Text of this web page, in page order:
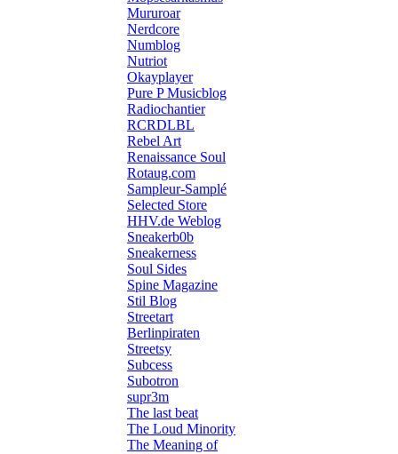
Mururoar
Nerdcore
Numblog
Nutriot
Okayplayer
Pure P Musicblog
Radiochantier
RCRDLBL
Rebel Art
Renaissance Soul
Rotaug.com
Sampleur-Samplé
Selected Store
HHV.de Weblog
Sneakerb0b
Sneakerness
Soul Sides
Spine Magazine
Stil Blog
Streetart
Berlinpiraten
Streetsy
Subcess
Subotron
supr3m
The last beat
The Loud Minority
The Meaning of